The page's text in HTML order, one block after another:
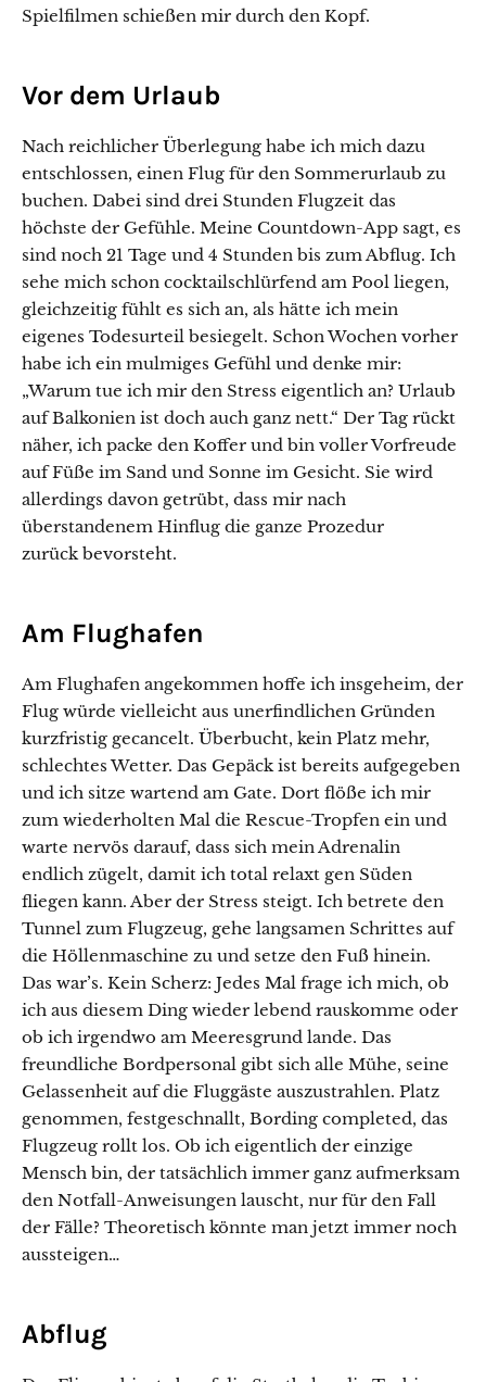
Spielfilmen schießen mir durch den Kopf.
Vor dem Urlaub
Nach reichlicher Überlegung habe ich mich dazu
entschlossen, einen Flug für den Sommerurlaub zu
buchen. Dabei sind drei Stunden Flugzeit das
höchste der Gefühle. Meine Countdown-App sagt, es
sind noch 21 Tage und 4 Stunden bis zum Abflug. Ich
sehe mich schon cocktailschlürfend am Pool liegen,
gleichzeitig fühlt es sich an, als hätte ich mein
eigenes Todesurteil besiegelt. Schon Wochen vorher
habe ich ein mulmiges Gefühl und denke mir:
„Warum tue ich mir den Stress eigentlich an? Urlaub
auf Balkonien ist doch auch ganz nett.“ Der Tag rückt
näher, ich packe den Koffer und bin voller Vorfreude
auf Füße im Sand und Sonne im Gesicht. Sie wird
allerdings davon getrübt, dass mir nach
überstandenem Hinflug die ganze Prozedur
zurück bevorsteht.
Am Flughafen
Am Flughafen angekommen hoffe ich insgeheim, der
Flug würde vielleicht aus unerfindlichen Gründen
kurzfristig gecancelt. Überbucht, kein Platz mehr,
schlechtes Wetter. Das Gepäck ist bereits aufgegeben
und ich sitze wartend am Gate. Dort flöße ich mir
zum wiederholten Mal die Rescue-Tropfen ein und
warte nervös darauf, dass sich mein Adrenalin
endlich zügelt, damit ich total relaxt gen Süden
fliegen kann. Aber der Stress steigt. Ich betrete den
Tunnel zum Flugzeug, gehe langsamen Schrittes auf
die Höllenmaschine zu und setze den Fuß hinein.
Das war’s. Kein Scherz: Jedes Mal frage ich mich, ob
ich aus diesem Ding wieder lebend rauskomme oder
ob ich irgendwo am Meeresgrund lande. Das
freundliche Bordpersonal gibt sich alle Mühe, seine
Gelassenheit auf die Fluggäste auszustrahlen. Platz
genommen, festgeschnallt, Bording completed, das
Flugzeug rollt los. Ob ich eigentlich der einzige
Mensch bin, der tatsächlich immer ganz aufmerksam
den Notfall-Anweisungen lauscht, nur für den Fall
der Fälle? Theoretisch könnte man jetzt immer noch
aussteigen…
Abflug